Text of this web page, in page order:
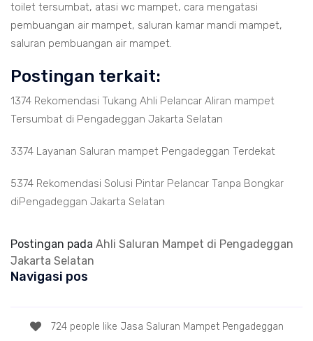
toilet tersumbat, atasi wc mampet, cara mengatasi
pembuangan air mampet, saluran kamar mandi mampet,
saluran pembuangan air mampet.
Postingan terkait:
1374 Rekomendasi Tukang Ahli Pelancar Aliran mampet
Tersumbat di Pengadeggan Jakarta Selatan
3374 Layanan Saluran mampet Pengadeggan Terdekat
5374 Rekomendasi Solusi Pintar Pelancar Tanpa Bongkar
diPengadeggan Jakarta Selatan
Postingan pada Ahli Saluran Mampet di Pengadeggan
Jakarta Selatan
Navigasi pos
724 people like Jasa Saluran Mampet Pengadeggan